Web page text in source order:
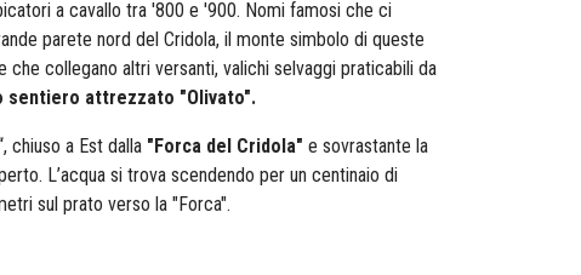
a cavallo tra '800 e '900. Nomi famosi che ci
parete nord del Cridola, il monte simbolo di queste
collegano altri versanti, valichi selvaggi praticabili da
sentiero attrezzato "Olivato".
chiuso a Est dalla "Forca del Cridola" e sovrastante la
L’acqua si trova scendendo per un centinaio di
sul prato verso la "Forca".